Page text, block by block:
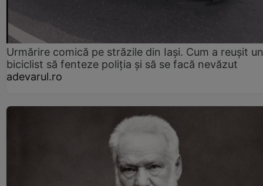
Urmărire comică pe străzile din Iași. Cum a reușit un
biciclist să fenteze poliția și să se facă nevăzut
adevarul.ro